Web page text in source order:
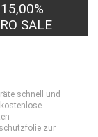
15,00%
SALE
schnell und
zur